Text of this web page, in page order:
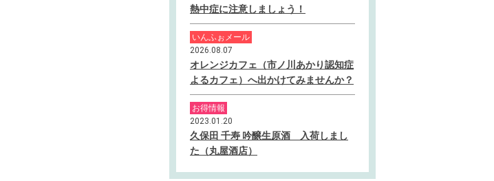
熱中症に注意しましょう！
いんふぉメール
2026.08.07
オレンジカフェ（市ノ川あかり認知症
よるカフェ）へ出かけてみませんか？
お得情報
2023.01.20
久保田 千寿 吟醸生原酒 入荷しまし
た（丸屋酒店）